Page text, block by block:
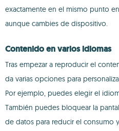
exactamente en el mismo punto
aunque cambies de dispositivo.
Contenido en varios idiomas
Tras empezar a reproducir el
da varias opciones para
Por ejemplo, puedes elegir el
También puedes bloquear la
de datos para reducir el consumo